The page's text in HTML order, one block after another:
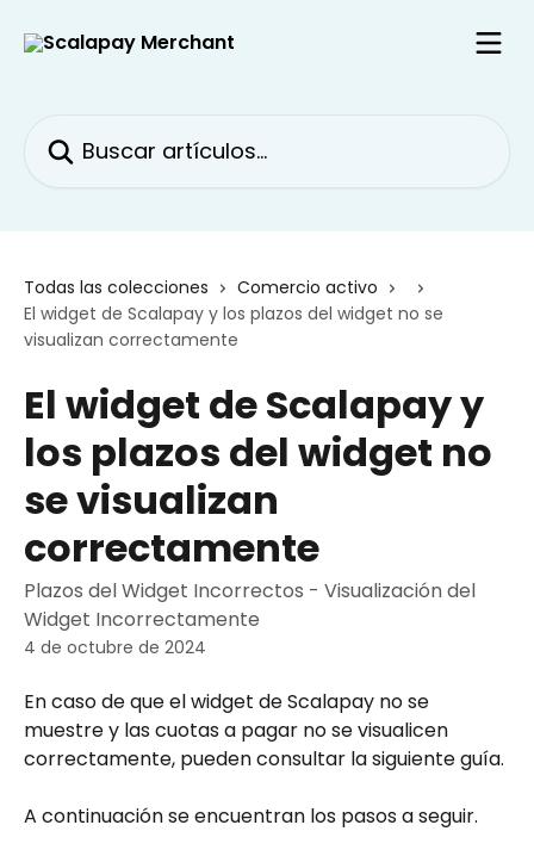
Todas las colecciones
Comercio activo
El widget de Scalapay y los plazos del widget no se
visualizan correctamente
El widget de Scalapay y
los plazos del widget no
se visualizan
correctamente
Plazos del Widget Incorrectos - Visualización del
Widget Incorrectamente
4 de octubre de 2024
En caso de que el widget de Scalapay no se
muestre y las cuotas a pagar no se visualicen
correctamente, pueden consultar la siguiente guía.
A continuación se encuentran los pasos a seguir.